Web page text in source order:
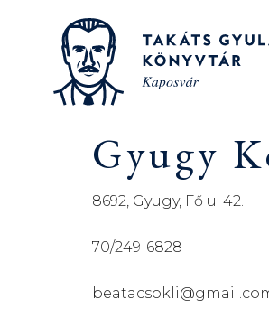
Gyugy
8692, Gyugy, Fő u. 42.
70/249-6828